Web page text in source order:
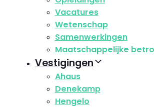
Vacatures
Wetenschap
Samenwerkingen
Maatschappelijke
Vestigingen
Ahaus
Denekamp
Hengelo